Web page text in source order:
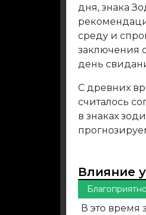
дня, знака
среду и
заключения
день
С древних
считалось
в знаках
Влияние
В это время